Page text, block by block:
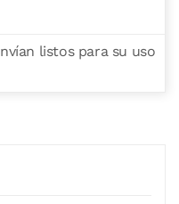
listos para su uso